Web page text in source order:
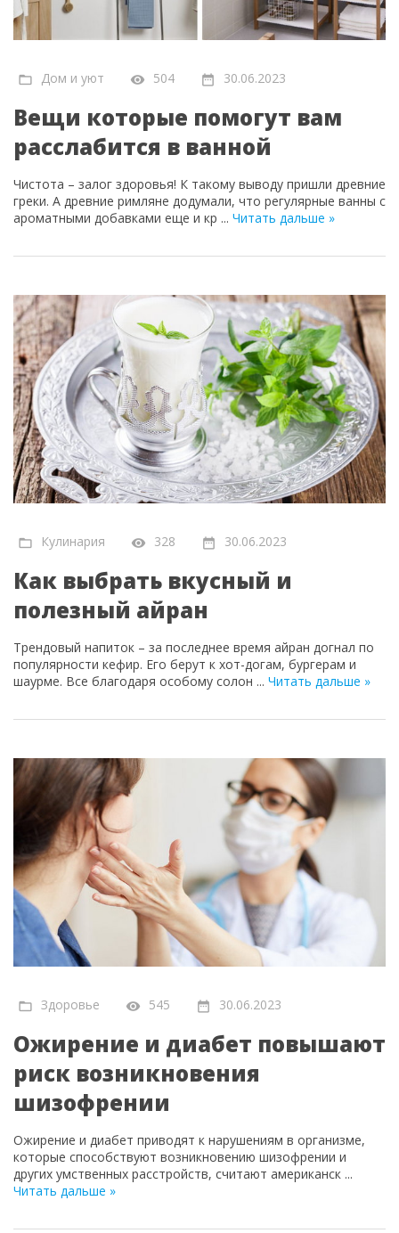
Дом и уют 504 30.06.2023
Вещи которые помогут вам
расслабится в ванной
Чистота – залог здоровья! К такому выводу пришли древние
греки. А древние римляне додумали, что регулярные ванны с
ароматными добавками еще и кр ... Читать дальше »
Кулинария 328 30.06.2023
Как выбрать вкусный и
полезный айран
Трендовый напиток – за последнее время айран догнал по
популярности кефир. Его берут к хот-догам, бургерам и
шаурме. Все благодаря особому солон ... Читать дальше »
Здоровье 545 30.06.2023
Ожирение и диабет повышают
риск возникновения
шизофрении
Ожирение и диабет приводят к нарушениям в организме,
которые способствуют возникновению шизофрении и
других умственных расстройств, считают американск ...
Читать дальше »